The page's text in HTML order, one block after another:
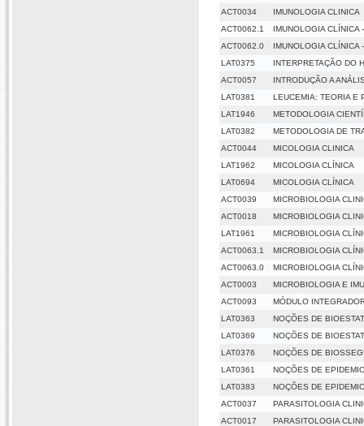
ACT0034
IMUNOLOGIA CLINICA
ACT0062.1
IMUNOLOGIA CLÍNICA
ACT0062.0
IMUNOLOGIA CLÍNICA
LAT0375
INTERPRETAÇÃO DO
ACT0057
INTRODUÇÃO A
LAT0381
LEUCEMIA: TEORIA E
LAT1946
METODOLOGIA
LAT0382
METODOLOGIA DE
ACT0044
MICOLOGIA CLINICA
LAT1962
MICOLOGIA CLÍNICA
LAT0694
MICOLOGIA CLÍNICA
ACT0039
MICROBIOLOGIA
ACT0018
MICROBIOLOGIA
LAT1961
MICROBIOLOGIA
ACT0063.1
MICROBIOLOGIA
ACT0063.0
MICROBIOLOGIA
ACT0003
MICROBIOLOGIA E
ACT0093
MÓDULO
LAT0363
NOÇÕES DE
LAT0369
NOÇÕES DE
LAT0376
NOÇÕES DE
LAT0361
NOÇÕES DE
LAT0383
NOÇÕES DE
ACT0037
PARASITOLOGIA
ACT0017
PARASITOLOGIA